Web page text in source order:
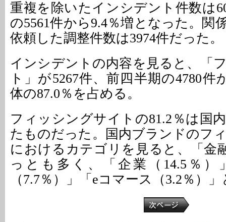
重複を除いたインシデント件数は
の5561件から9.4％増となった。関
依頼した調整件数は3974件だった。
インシデントの内容を見ると、「
ト」が5267件、前四半期の4780件
体の87.0％を占める。
フィッシングサイトの81.2％は国
たものだった。国内ブランドのフ
におけるカテゴリを見ると、「金
っとも多く、「企業（14.5％）
（7.7％）」「eコマース（3.2％）